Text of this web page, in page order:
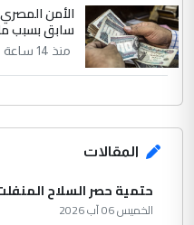
الأمن
سابق بسبب
منذ 14 ساعة
المقالات
حتمية حصر السلاح
الخميس 06 آب 2026